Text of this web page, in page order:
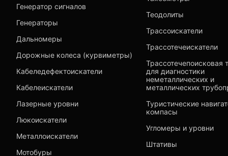
Генератор сигналов
Генераторы
Дальномеры
Дорожные колеса (курвиметры)
Кабеледефектоискатели
Кабелеискатели
Лазерные уровни
Люкоискатели
Металлоискатели
Мотобуры
Теодолиты
Трассоискатели
Трассотечеискатели
Трассотечепоисковая
для диагностики
неметаллических и
металлических
Туристические
компасы
Угломеры и уровни
Штативы